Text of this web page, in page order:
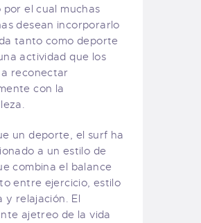
por el cual muchas
desean incorporarlo
tanto como deporte
actividad que los
reconectar
con la
un deporte, el surf ha
a un estilo de
combina el balance
entre ejercicio, estilo
y relajación. El
ajetreo de la vida